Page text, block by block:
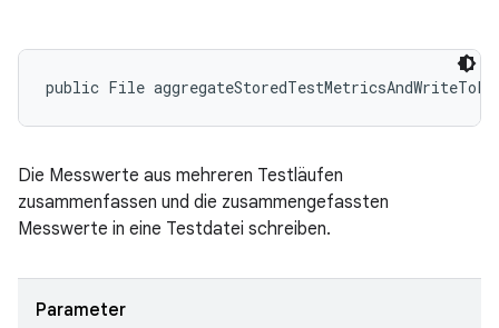
public File
Die Messwerte aus mehreren Testläufen
zusammenfassen und die zusammengefassten
Messwerte in eine Testdatei schreiben.
Parameter